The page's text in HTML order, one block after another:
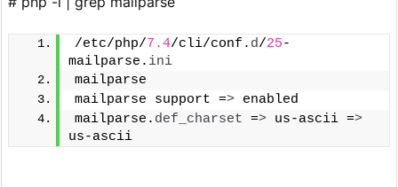
/etc/php/7.4/cli/conf. d/25-
mailparse. ini
mailparse
mailparse support => enabled
mailparse. def_charset => us-ascii =>
us-ascii